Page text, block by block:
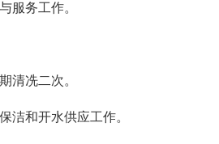
服务工作。
清冼二次。
洁和开水供应工作。